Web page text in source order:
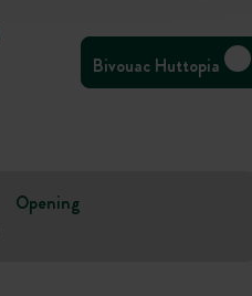
Bivouac Huttopia
Opening